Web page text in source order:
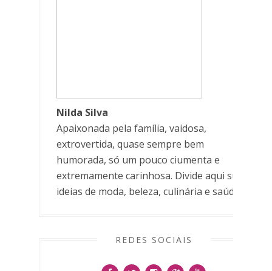
Nilda Silva
Apaixonada pela família, vaidosa,
extrovertida, quase sempre bem
humorada, só um pouco ciumenta e
extremamente carinhosa. Divide aqui suas
ideias de moda, beleza, culinária e saúde.
REDES SOCIAIS